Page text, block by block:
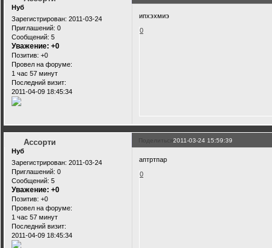
Нуб
Зарегистрирован: 2011-03-24
Приглашений: 0
Сообщений: 5
Уважение: +0
Позитив: +0
Провел на форуме:
1 час 57 минут
Последний визит:
2011-04-09 18:45:34
ипхэхмиэ
0
Поделиться2011-03-24 15:59:39
Ассорти
Нуб
Зарегистрирован: 2011-03-24
Приглашений: 0
Сообщений: 5
Уважение: +0
Позитив: +0
Провел на форуме:
1 час 57 минут
Последний визит:
2011-04-09 18:45:34
аптртпар
0